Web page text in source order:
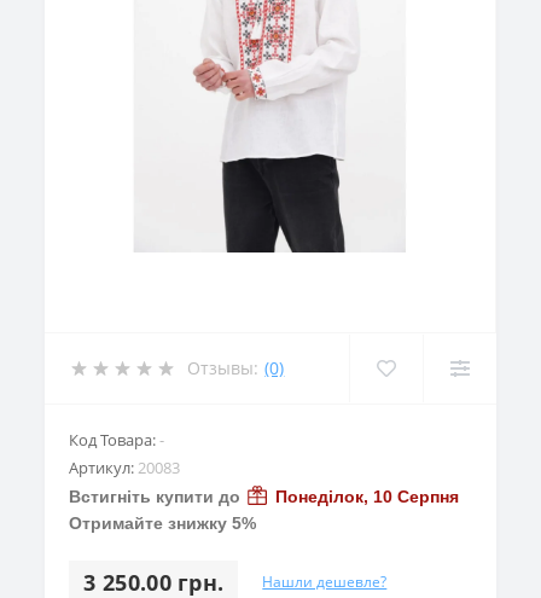
Отзывы: (0)
Код Товара:-
Артикул: 20083
Встигніть купити до
Понеділок, 10 Серпня
Отримайте знижку 5%
3 250.00 грн. Нашли дешевле?